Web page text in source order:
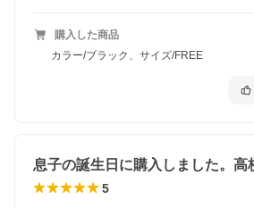
購入した商品
カラー/ブラック、サイズ/FREE
5